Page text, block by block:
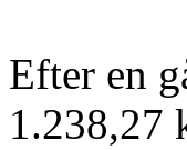
Efter en
1.238,27